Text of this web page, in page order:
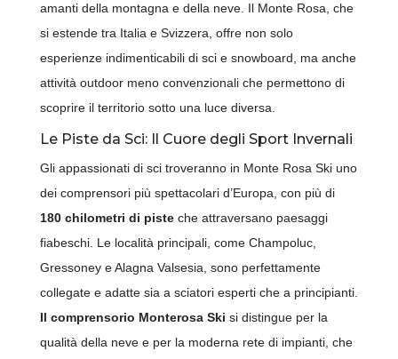
amanti della montagna e della neve. Il Monte Rosa, che
si estende tra Italia e Svizzera, offre non solo
esperienze indimenticabili di sci e snowboard, ma anche
attività outdoor meno convenzionali che permettono di
scoprire il territorio sotto una luce diversa.
Le Piste da Sci: Il Cuore degli Sport Invernali
Gli appassionati di sci troveranno in Monte Rosa Ski uno
dei comprensori più spettacolari d’Europa, con più di
180 chilometri di pisteche attraversano paesaggi
fiabeschi. Le località principali, come Champoluc,
Gressoney e Alagna Valsesia, sono perfettamente
collegate e adatte sia a sciatori esperti che a principianti.
Il comprensorio Monterosa Ski si distingue per la
qualità della neve e per la moderna rete di impianti, che